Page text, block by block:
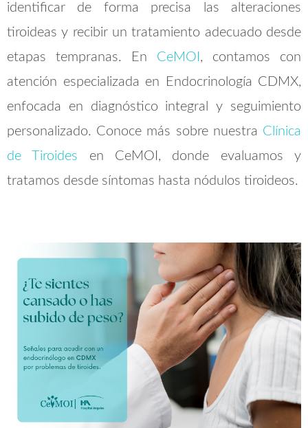
identificar de forma precisa las alteraciones
tiroideas y recibir un tratamiento adecuado desde
etapas tempranas. En CeMOI , contamos con
atención especializada en Endocrinología CDMX,
enfocada en diagnóstico integral y seguimiento
personalizado. Conoce más sobre nuestra Clínica
de Tiroides en CeMOI, donde evaluamos y
tratamos desde síntomas hasta nódulos tiroideos.